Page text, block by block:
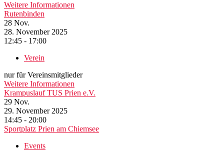
Weitere Informationen
Rutenbinden
28 Nov.
28. November 2025
12:45 - 17:00
Verein
nur für Vereinsmitglieder
Weitere Informationen
Krampuslauf TUS Prien e.V.
29 Nov.
29. November 2025
14:45 - 20:00
Sportplatz Prien am Chiemsee
Events